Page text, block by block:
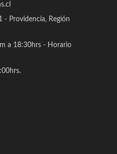
- Providencia, Región
a 18:30hrs - Horario